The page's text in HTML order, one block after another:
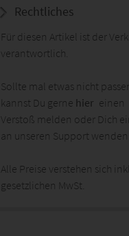
Rechtliches
Für diesen Artikel ist der
verantwortlich.
Sollte mal etwas nicht
kannst Du gerne hier einen
Verstoß melden oder Dich
an unseren Support wenden.
Alle Preise verstehen sich
gesetzlichen MwSt.